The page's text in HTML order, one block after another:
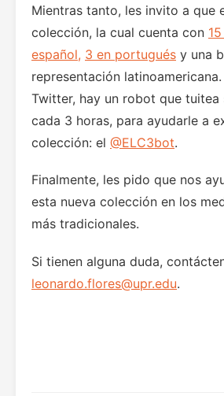
Mientras tanto, les invito a que
colección, la cual cuenta con
español, 3 en portugués y una
representación
Twitter, hay un robot que tuitea
cada 3 horas, para ayudarle a
colección: el @ELC3bot.
Finalmente, les pido que nos
esta nueva colección en los
más tradicionales.
Si tienen alguna duda,
leonardo.flores@upr.edu.